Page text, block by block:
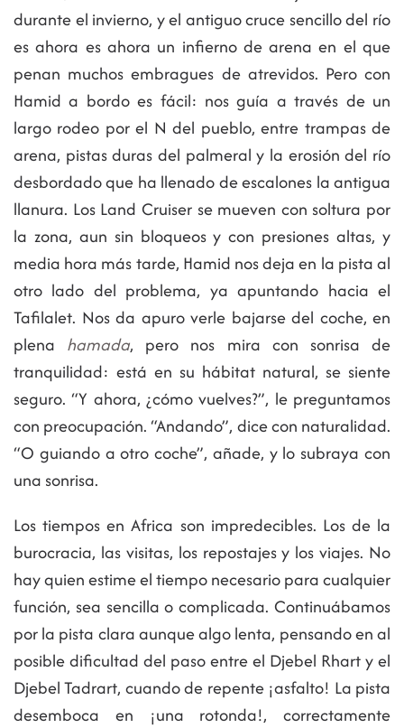
durante el invierno, y el antiguo cruce sencillo del río
es ahora es ahora un infierno de arena en el que
penan muchos embragues de atrevidos. Pero con
Hamid a bordo es fácil: nos guía a través de un
largo rodeo por el N del pueblo, entre trampas de
arena, pistas duras del palmeral y la erosión del río
desbordado que ha llenado de escalones la antigua
llanura. Los Land Cruiser se mueven con soltura por
la zona, aun sin bloqueos y con presiones altas, y
media hora más tarde, Hamid nos deja en la pista al
otro lado del problema, ya apuntando hacia el
Tafilalet. Nos da apuro verle bajarse del coche, en
plena hamada, pero nos mira con sonrisa de
tranquilidad: está en su hábitat natural, se siente
seguro. “Y ahora, ¿cómo vuelves?”, le preguntamos
con preocupación. “Andando”, dice con naturalidad.
“O guiando a otro coche”, añade, y lo subraya con
una sonrisa.
Los tiempos en Africa son impredecibles. Los de la
burocracia, las visitas, los repostajes y los viajes. No
hay quien estime el tiempo necesario para cualquier
función, sea sencilla o complicada. Continuábamos
por la pista clara aunque algo lenta, pensando en al
posible dificultad del paso entre el Djebel Rhart y el
Djebel Tadrart, cuando de repente ¡asfalto! La pista
desemboca en ¡una rotonda!, correctamente